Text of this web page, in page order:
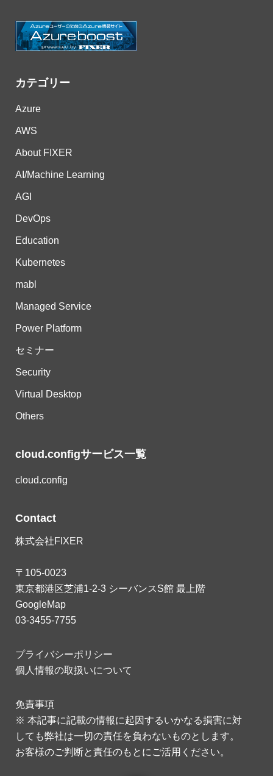
カテゴリー
Azure
AWS
About FIXER
AI/Machine Learning
AGI
DevOps
Education
Kubernetes
mabl
Managed Service
Power Platform
セミナー
Security
Virtual Desktop
Others
cloud.configサービス一覧
cloud.config
Contact
株式会社FIXER
〒105-0023
東京都港区芝浦1-2-3 シーバンスS館 最上階
GoogleMap
03-3455-7755
プライバシーポリシー
個人情報の取扱いについて
免責事項
※ 本記事に記載の情報に起因するいかなる損害に対
しても弊社は一切の責任を負わないものとします。
お客様のご判断と責任のもとにご活用ください。